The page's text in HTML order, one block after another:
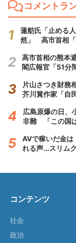
コメントラ
蓮舫氏「止める
然」 高市首相「
高市首相の熊本
閣広報官「51分
片山さつき財務
芥川賞作家「自
広島原爆の日、
非難 「この国
AVで稼いだ金
れる声...スリム
コンテンツ
社会
政治